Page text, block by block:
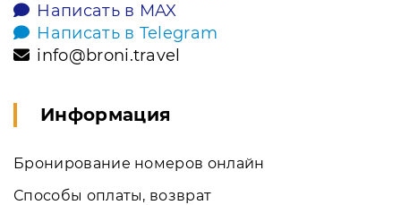
Написать в MAX
Написать в Telegram
info@broni.travel
Информация
Бронирование номеров онлайн
Способы оплаты, возврат